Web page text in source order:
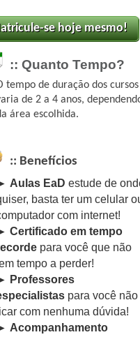
:: Quanto Tempo?
tempo de duração dos cursos
de 2 a 4 anos,
área escolhida.
:: Benefícios
Aulas EaD estude de
basta ter um celular
com internet!
Certificado em tempo
para você que não
tempo a perder!
Professores
para você não
com nenhuma dúvida!
Acompanhamento